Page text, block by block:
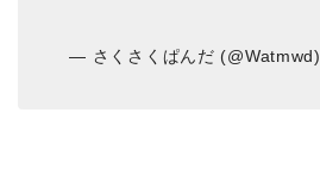
— さくさくぱんだ (@Watmwd)